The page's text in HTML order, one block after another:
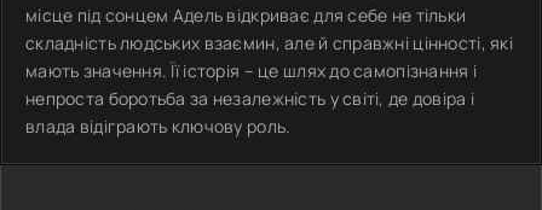
місце під сонцем Адель відкриває для себе не тільки
складність людських взаємин, але й справжні цінності, які
мають значення. Її історія – це шлях до самопізнання і
непроста боротьба за незалежність у світі, де довіра і
влада відіграють ключову роль.